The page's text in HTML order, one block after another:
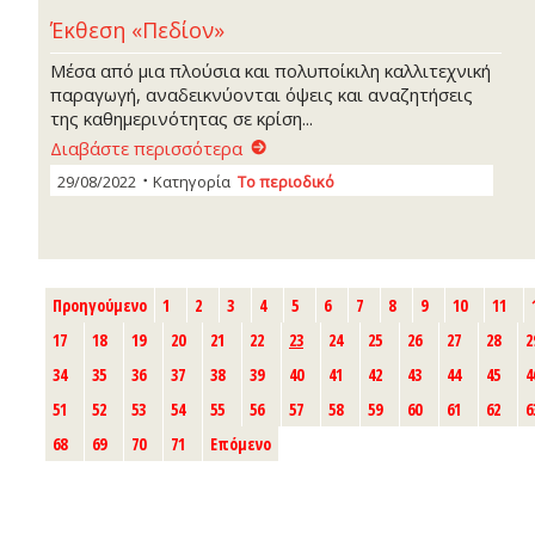
Έκθεση «Πεδίον»
Μέσα από μια πλούσια και πολυποίκιλη καλλιτεχνική
παραγωγή, αναδεικνύονται όψεις και αναζητήσεις
της καθημερινότητας σε κρίση...
Διαβάστε περισσότερα
29/08/2022 Κατηγορία Το περιοδικό
Προηγούμενο 1 2 3 4 5 6 7 8 9 10 11
17
18 19 20 21 22 23 24 25 26 27 28
34
35 36 37 38 39 40 41 42 43 44 45
51
52 53 54 55 56 57 58 59 60 61 62
68
69 70 71 Επόμενο